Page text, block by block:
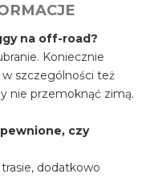
na off-road?
Koniecznie
w szczególności też
nie przemoknąć zimą.
czy
dodatkowo